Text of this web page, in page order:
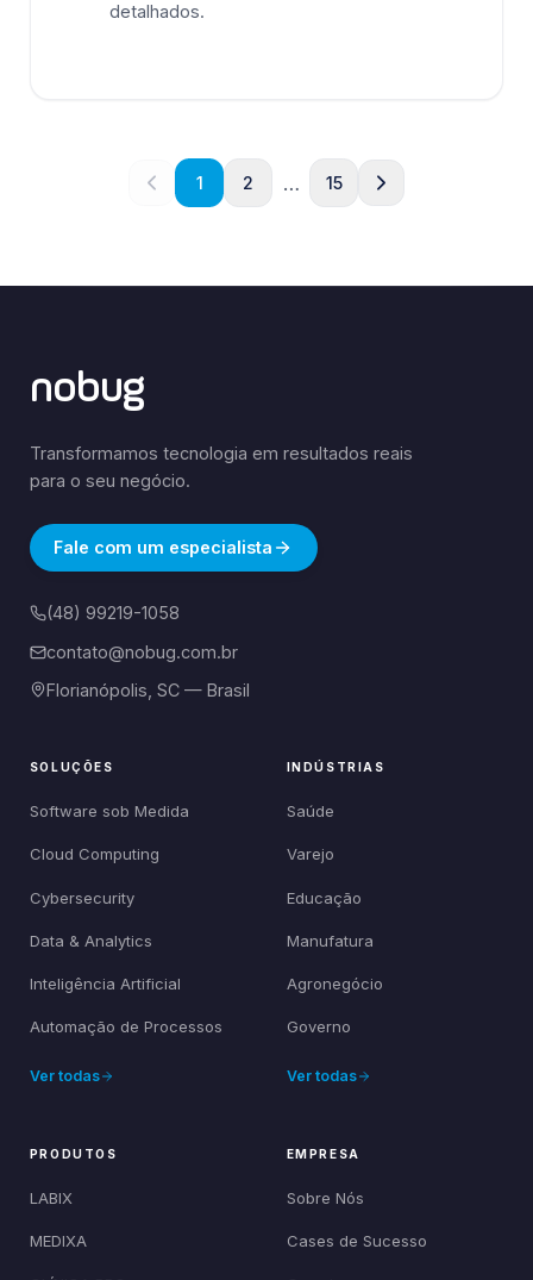
detalhados.
1 2 … 15
nobug
Transformamos tecnologia em resultados reais
para o seu negócio.
Fale com um especialista
(48) 99219-1058
contato@nobug.com.br
Florianópolis, SC — Brasil
SOLUÇÕES
Software sob Medida
Cloud Computing
Cybersecurity
Data & Analytics
Inteligência Artificial
Automação de Processos
Ver todas
INDÚSTRIAS
Saúde
Varejo
Educação
Manufatura
Agronegócio
Governo
Ver todas
PRODUTOS
LABIX
MEDIXA
EMPRESA
Sobre Nós
Cases de Sucesso